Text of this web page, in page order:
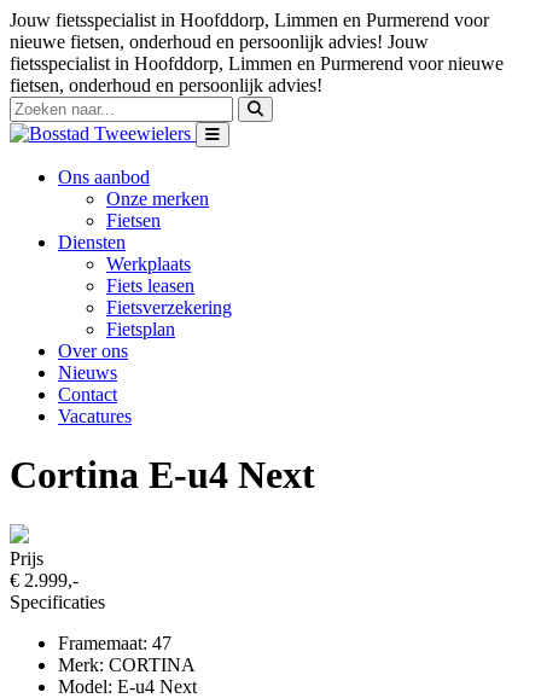
Jouw fietsspecialist in Hoofddorp, Limmen en Purmerend voor
nieuwe fietsen, onderhoud en persoonlijk advies! Jouw
fietsspecialist in Hoofddorp, Limmen en Purmerend voor nieuwe
fietsen, onderhoud en persoonlijk advies!
Ons aanbod
Onze merken
Fietsen
Diensten
Werkplaats
Fiets leasen
Fietsverzekering
Fietsplan
Over ons
Nieuws
Contact
Vacatures
Cortina E-u4 Next
Prijs
€ 2.999,-
Specificaties
Framemaat: 47
Merk: CORTINA
Model: E-u4 Next